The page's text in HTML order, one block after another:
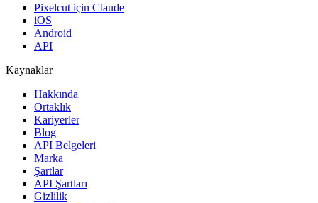
Pixelcut için Claude
iOS
Android
API
Kaynaklar
Hakkında
Ortaklık
Kariyerler
Blog
API Belgeleri
Marka
Şartlar
API Şartları
Gizlilik